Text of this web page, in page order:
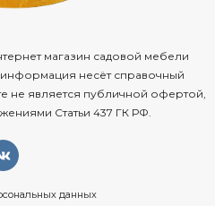
магазин садовой мебели
несёт справочный
не является публичной офертой,
Статьи 437 ГК РФ.
данных